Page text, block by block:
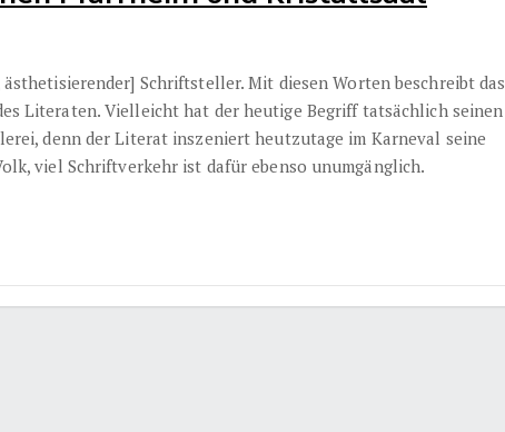
Schriftsteller. Mit diesen Worten beschreibt das
Literaten. Vielleicht hat der heutige Begriff tatsächlich seinen
denn der Literat inszeniert heutzutage im Karneval seine
viel Schriftverkehr ist dafür ebenso unumgänglich.